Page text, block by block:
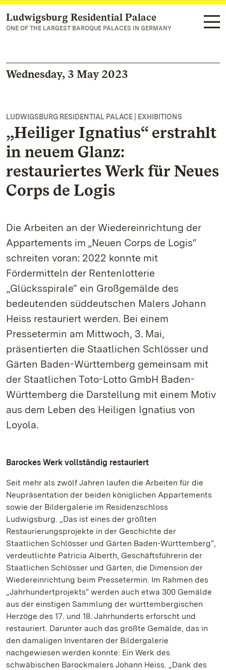
Navigate to main page
Ludwigsburg Residential Palace
ONE OF THE LARGEST BAROQUE PALACES IN GERMANY
Wednesday, 3 May 2023
LUDWIGSBURG RESIDENTIAL PALACE | EXHIBITIONS
„Heiliger Ignatius“ erstrahlt
in neuem Glanz:
restauriertes Werk für Neues
Corps de Logis
Die Arbeiten an der Wiedereinrichtung der
Appartements im „Neuen Corps de Logis“
schreiten voran: 2022 konnte mit
Fördermitteln der Rentenlotterie
„Glücksspirale“ ein Großgemälde des
bedeutenden süddeutschen Malers Johann
Heiss restauriert werden. Bei einem
Pressetermin am Mittwoch, 3. Mai,
präsentierten die Staatlichen Schlösser und
Gärten Baden-Württemberg gemeinsam mit
der Staatlichen Toto-Lotto GmbH Baden-
Württemberg die Darstellung mit einem Motiv
aus dem Leben des Heiligen Ignatius von
Loyola.
Barockes Werk vollständig restauriert
Seit mehr als zwölf Jahren laufen die Arbeiten für die
Neupräsentation der beiden königlichen Appartements
sowie der Bildergalerie im Residenzschloss
Ludwigsburg. „Das ist eines der größten
Restaurierungsprojekte in der Geschichte der
Staatlichen Schlösser und Gärten Baden-Württemberg“,
verdeutlichte Patricia Alberth, Geschäftsführerin der
Staatlichen Schlösser und Gärten, die Dimension der
Wiedereinrichtung beim Pressetermin. Im Rahmen des
„Jahrhundertprojekts“ werden auch etwa 300 Gemälde
aus der einstigen Sammlung der württembergischen
Herzöge des 17. und 18. Jahrhunderts erforscht und
restauriert. Darunter auch das größte Gemälde, das in
den damaligen Inventaren der Bildergalerie
nachgewiesen werden konnte: Ein Werk des
schwäbischen Barockmalers Johann Heiss. „Dank des